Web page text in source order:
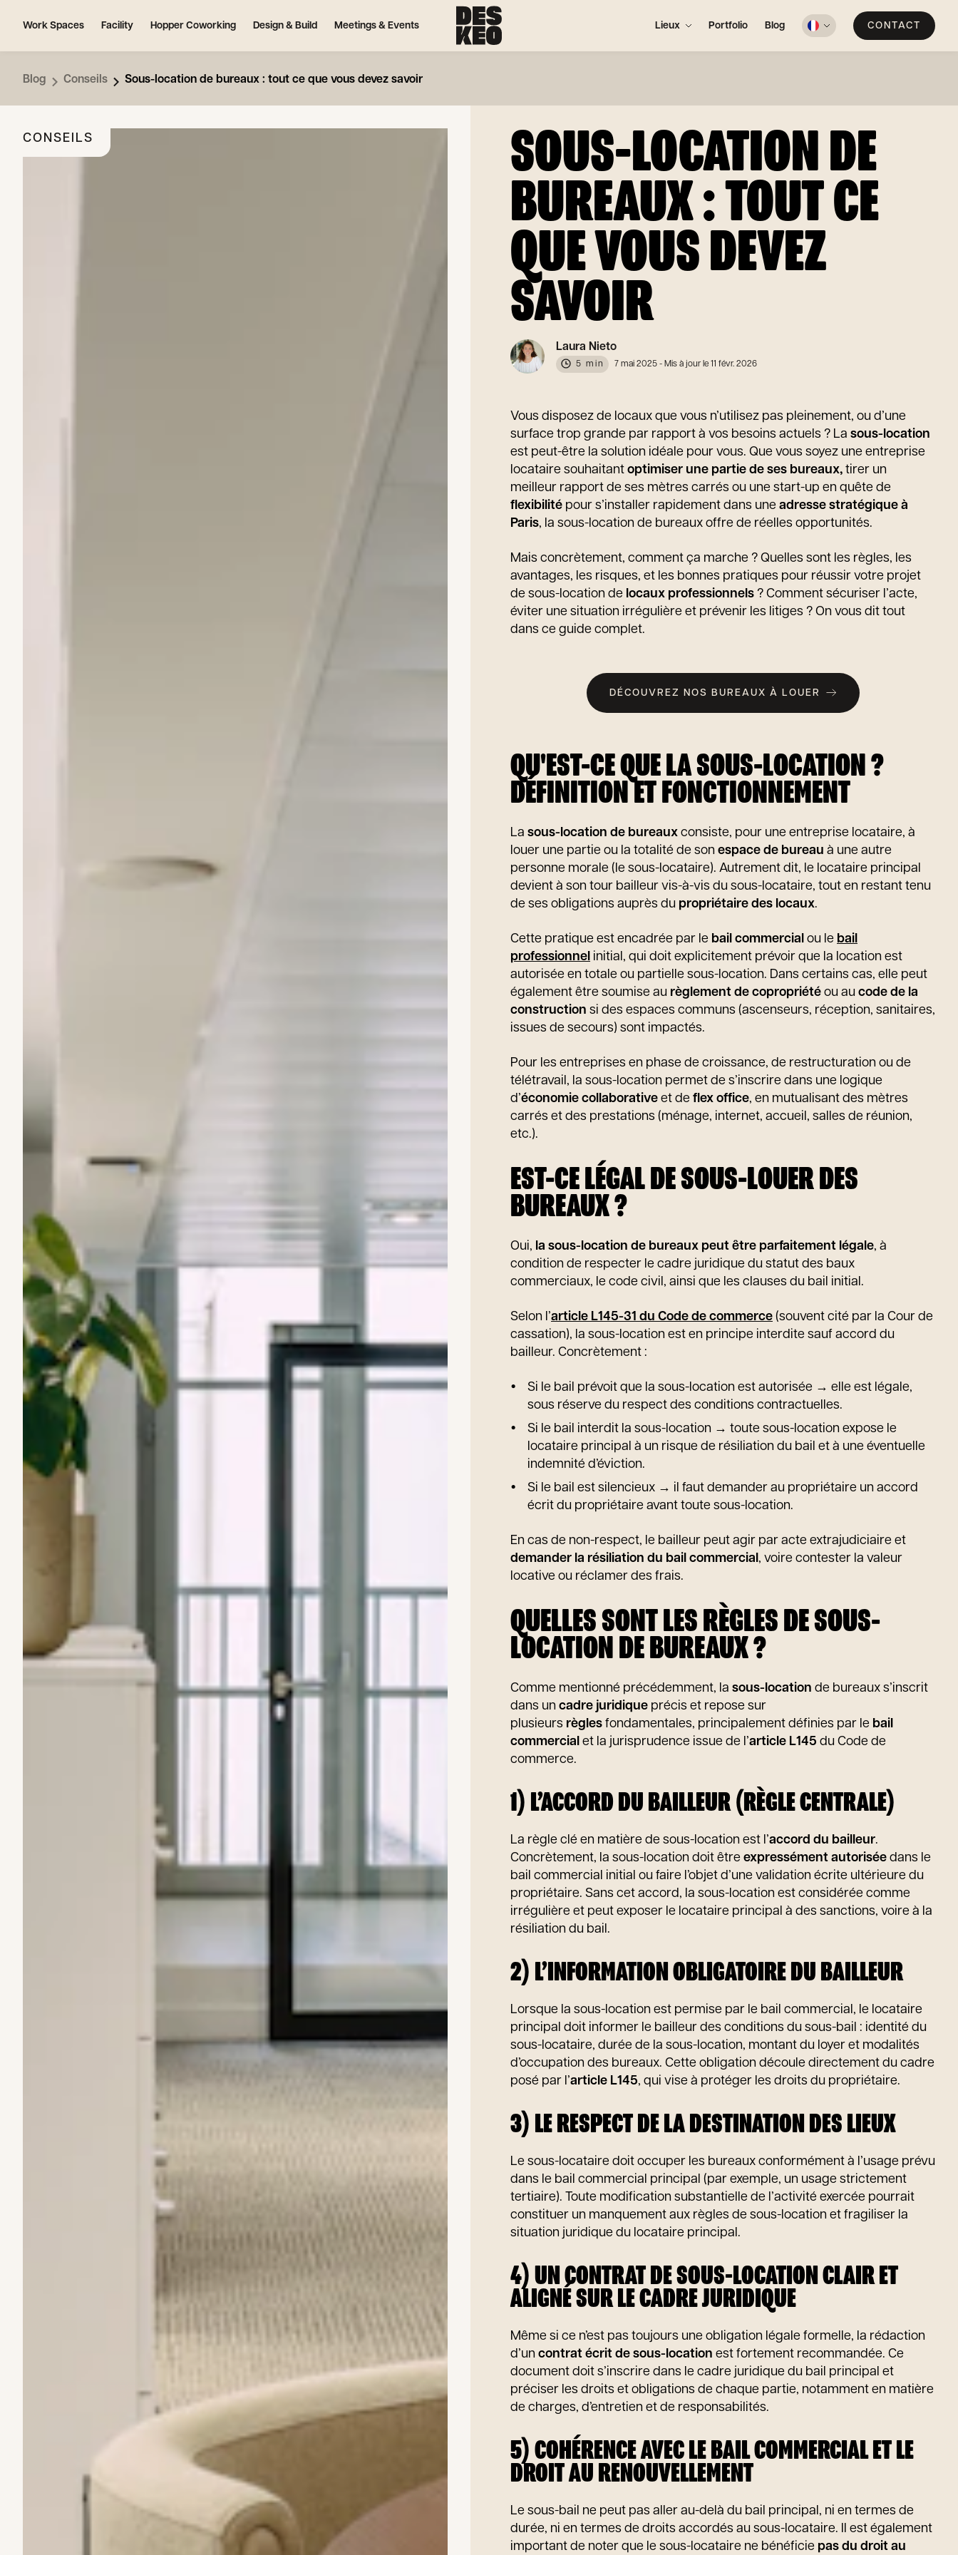
Work Spaces Facility Hopper Coworking Design & Build Meetings & Events Lieux Portfolio Blog CONTACT
Blog Conseils Sous-location de bureaux : tout ce que vous devez savoir
CONSEILS SOUS-LOCATION DE
BUREAUX : TOUT CE
QUE VOUS DEVEZ
SAVOIR
Laura Nieto
5 min 7 mai 2025 - Mis à jour le 11 févr. 2026
Vous disposez de locaux que vous n’utilisez pas pleinement, ou d’une
surface trop grande par rapport à vos besoins actuels ? La sous-location
est peut-être la solution idéale pour vous. Que vous soyez une entreprise
locataire souhaitant optimiser une partie de ses bureaux, tirer un
meilleur rapport de ses mètres carrés ou une start-up en quête de
flexibilité pour s’installer rapidement dans une adresse stratégique à
Paris, la sous-location de bureaux offre de réelles opportunités.
Mais concrètement, comment ça marche ? Quelles sont les règles, les
avantages, les risques, et les bonnes pratiques pour réussir votre projet
de sous-location de locaux professionnels ? Comment sécuriser l’acte,
éviter une situation irrégulière et prévenir les litiges ? On vous dit tout
dans ce guide complet.
DÉCOUVREZ NOS BUREAUX À LOUER
QU'EST-CE QUE LA SOUS-LOCATION ?
DÉFINITION ET FONCTIONNEMENT
La sous-location de bureaux consiste, pour une entreprise locataire, à
louer une partie ou la totalité de son espace de bureau à une autre
personne morale (le sous-locataire). Autrement dit, le locataire principal
devient à son tour bailleur vis-à-vis du sous-locataire, tout en restant tenu
de ses obligations auprès du propriétaire des locaux.
Cette pratique est encadrée par le bail commercial ou le bail
professionnel initial, qui doit explicitement prévoir que la location est
autorisée en totale ou partielle sous-location. Dans certains cas, elle peut
également être soumise au règlement de copropriété ou au code de la
construction si des espaces communs (ascenseurs, réception, sanitaires,
issues de secours) sont impactés.
Pour les entreprises en phase de croissance, de restructuration ou de
télétravail, la sous-location permet de s’inscrire dans une logique
d’économie collaborative et de flex office, en mutualisant des mètres
carrés et des prestations (ménage, internet, accueil, salles de réunion,
etc.).
EST-CE LÉGAL DE SOUS-LOUER DES
BUREAUX ?
Oui, la sous-location de bureaux peut être parfaitement légale, à
condition de respecter le cadre juridique du statut des baux
commerciaux, le code civil, ainsi que les clauses du bail initial.
Selon l’article L145-31 du Code de commerce (souvent cité par la Cour de
cassation), la sous-location est en principe interdite sauf accord du
bailleur. Concrètement :
Si le bail prévoit que la sous-location est autorisée → elle est légale,
sous réserve du respect des conditions contractuelles.
Si le bail interdit la sous-location → toute sous-location expose le
locataire principal à un risque de résiliation du bail et à une éventuelle
indemnité d’éviction.
Si le bail est silencieux → il faut demander au propriétaire un accord
écrit du propriétaire avant toute sous-location.
En cas de non-respect, le bailleur peut agir par acte extrajudiciaire et
demander la résiliation du bail commercial , voire contester la valeur
locative ou réclamer des frais.
QUELLES SONT LES RÈGLES DE SOUS-
LOCATION DE BUREAUX ?
Comme mentionné précédemment, la sous-location de bureaux s’inscrit
dans un cadre juridique précis et repose sur
plusieurs règles fondamentales, principalement définies par le bail
commercial et la jurisprudence issue de l’article L145 du Code de
commerce.
1) L’ACCORD DU BAILLEUR (RÈGLE CENTRALE)
La règle clé en matière de sous-location est l’accord du bailleur.
Concrètement, la sous-location doit être expressément autorisée dans le
bail commercial initial ou faire l’objet d’une validation écrite ultérieure du
propriétaire. Sans cet accord, la sous-location est considérée comme
irrégulière et peut exposer le locataire principal à des sanctions, voire à la
résiliation du bail.
2) L’INFORMATION OBLIGATOIRE DU BAILLEUR
Lorsque la sous-location est permise par le bail commercial, le locataire
principal doit informer le bailleur des conditions du sous-bail : identité du
sous-locataire, durée de la sous-location, montant du loyer et modalités
d’occupation des bureaux. Cette obligation découle directement du cadre
posé par l’article L145, qui vise à protéger les droits du propriétaire.
3) LE RESPECT DE LA DESTINATION DES LIEUX
Le sous-locataire doit occuper les bureaux conformément à l’usage prévu
dans le bail commercial principal (par exemple, un usage strictement
tertiaire). Toute modification substantielle de l’activité exercée pourrait
constituer un manquement aux règles de sous-location et fragiliser la
situation juridique du locataire principal.
4) UN CONTRAT DE SOUS-LOCATION CLAIR ET
ALIGNÉ SUR LE CADRE JURIDIQUE
Même si ce n’est pas toujours une obligation légale formelle, la rédaction
d’un contrat écrit de sous-location est fortement recommandée. Ce
document doit s’inscrire dans le cadre juridique du bail principal et
préciser les droits et obligations de chaque partie, notamment en matière
de charges, d’entretien et de responsabilités.
5) COHÉRENCE AVEC LE BAIL COMMERCIAL ET LE
DROIT AU RENOUVELLEMENT
Le sous-bail ne peut pas aller au-delà du bail principal, ni en termes de
durée, ni en termes de droits accordés au sous-locataire. Il est également
important de noter que le sous-locataire ne bénéficie pas du droit au